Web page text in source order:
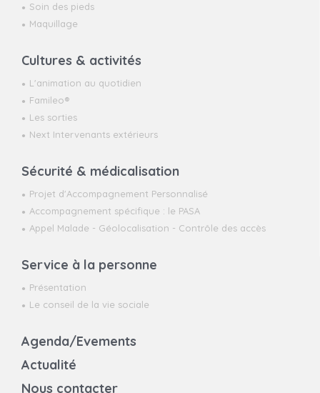
Soin des pieds
Maquillage
Cultures & activités
L'animation au quotidien
Famileo®
Les sorties
Next Intervenants extérieurs
Sécurité & médicalisation
Projet d'Accompagnement Personnalisé
Accompagnement spécifique : le PASA
Appel Malade - Géolocalisation - Contrôle des accès
Service à la personne
Présentation
Le conseil de la vie sociale
Agenda/Evements
Actualité
Nous contacter